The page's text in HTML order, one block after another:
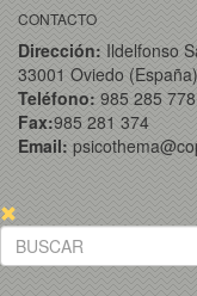
CONTACTO
Dirección: Ildelfonso
33001 Oviedo (España)
Teléfono: 985 285 778
Fax:985 281 374
Email: